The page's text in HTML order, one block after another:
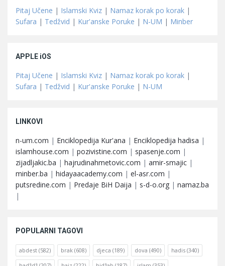
Pitaj Učene | Islamski Kviz | Namaz korak po korak |
Sufara | Tedžvid | Kur'anske Poruke | N-UM | Minber
APPLE iOS
Pitaj Učene | Islamski Kviz | Namaz korak po korak |
Sufara | Tedžvid | Kur'anske Poruke | N-UM
LINKOVI
n-um.com | Enciklopedija Kur'ana | Enciklopedija hadisa |
islamhouse.com | pozivistine.com | spasenje.com |
zijadljakic.ba | hajrudinahmetovic.com | amir-smajic |
minber.ba | hidayaacademy.com | el-asr.com |
putsredine.com | Predaje BiH Daija | s-d-o.org | namaz.ba
|
POPULARNI TAGOVI
abdest (582) brak (608) djeca (189) dova (490) hadis (340)